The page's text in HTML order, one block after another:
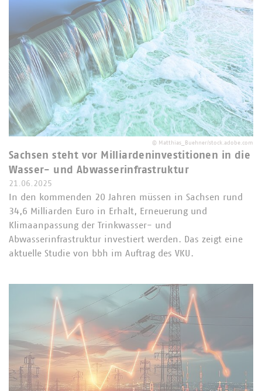
© Matthias_Buehner/stock.adobe.com
Sachsen steht vor Milliardeninvestitionen in die
Wasser- und Abwasserinfrastruktur
21.06.2025
In den kommenden 20 Jahren müssen in Sachsen rund
34,6 Milliarden Euro in Erhalt, Erneuerung und
Klimaanpassung der Trinkwasser- und
Abwasserinfrastruktur investiert werden. Das zeigt eine
aktuelle Studie von bbh im Auftrag des VKU.